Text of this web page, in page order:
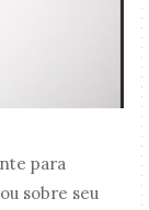
para
sobre seu